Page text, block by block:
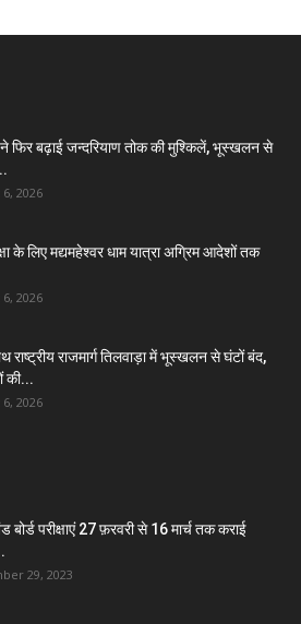
फिर बढ़ाई जन्दरियाण तोक की मुश्किलें, भूस्खलन से
2026
के लिए मद्यमहेश्वर धाम यात्रा अग्रिम आदेशों तक
2026
राष्ट्रीय राजमार्ग तिलवाड़ा में भूस्खलन से घंटों बंद,
की...
2026
बोर्ड परीक्षाएं 27 फ़रवरी से 16 मार्च तक कराई
29, 2023